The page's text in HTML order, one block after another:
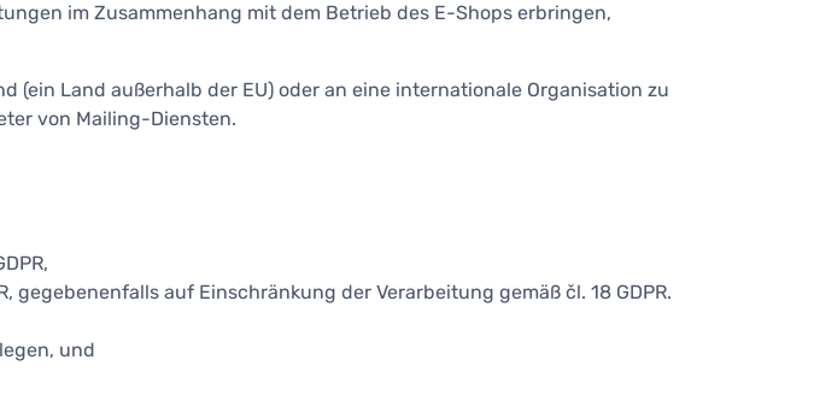
im Zusammenhang mit dem Betrieb des E-Shops erbringen,
Land außerhalb der EU) oder an eine internationale Organisation zu
von Mailing-Diensten.
auf Einschränkung der Verarbeitung gemäß čl. 18 GDPR.
und